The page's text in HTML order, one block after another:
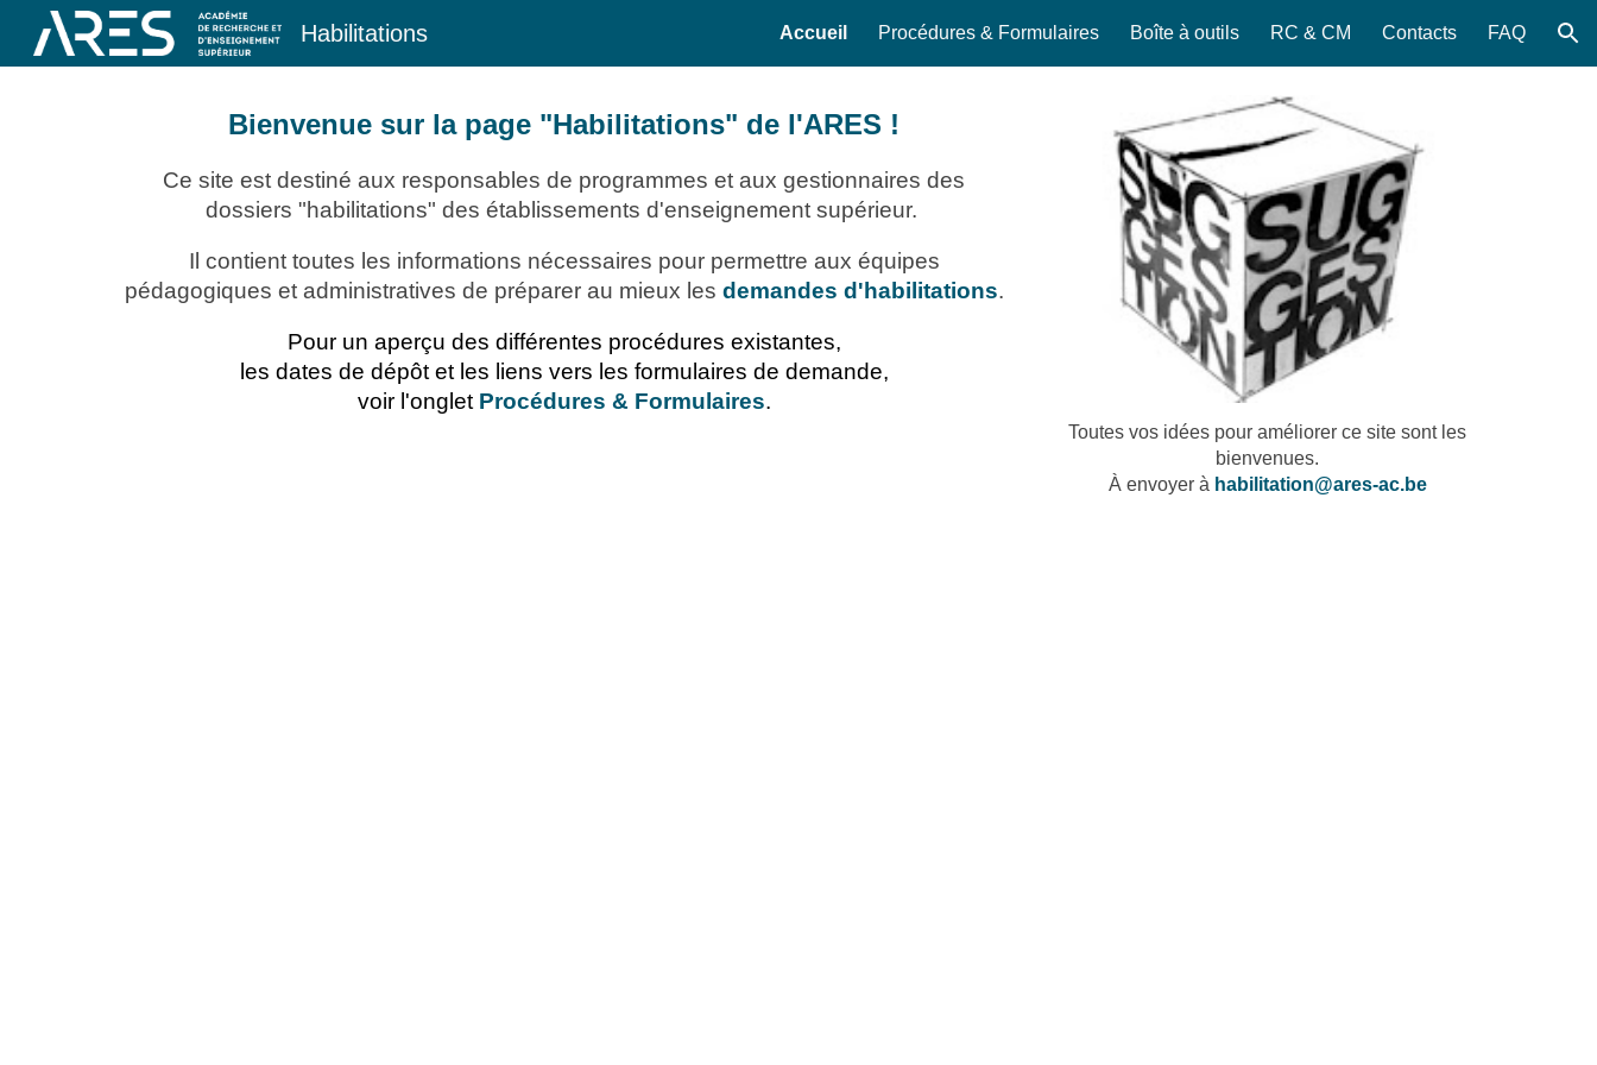
Skip to navigation
Habilitations Accueil Procédures & Formulaires Boîte à outils RC & CM Contacts FAQ
Bienvenue sur la page "Habilitations" de l'ARES !
Ce site est destiné aux responsables de programmes et aux gestionnaires des
dossiers "habilitations" des établissements d'enseignement supérieur.
Il contient toutes les informations nécessaires pour permettre aux équipes
pédagogiques et administratives de préparer au mieux les demandes d'habilitations.
Pour un aperçu des différentes procédures existantes,
les dates de dépôt et les liens vers les formulaires de demande,
voir l'onglet Procédures & Formulaires.
Toutes vos idées pour améliorer ce site sont les
bienvenues.
À envoyer à habilitation@ares-ac.be